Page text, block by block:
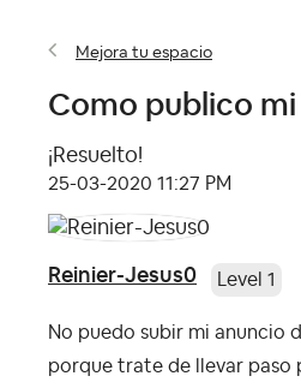
Mejora tu espacio
Como publico
¡Resuelto!
‎25-03-2020 11:27 PM
Reinier-Jesus0 Level 1
No puedo subir mi anuncio
porque trate de llevar paso